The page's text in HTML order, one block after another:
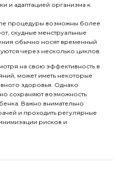
и адаптацией организма к
процедуры возможны более
скудные менструальные
обычно носят временный
через несколько циклов.
на свою эффективность в
может иметь некоторые
здоровья. Однако
сохраняют возможность
Важно внимательно
и проходить регулярные
рисков и